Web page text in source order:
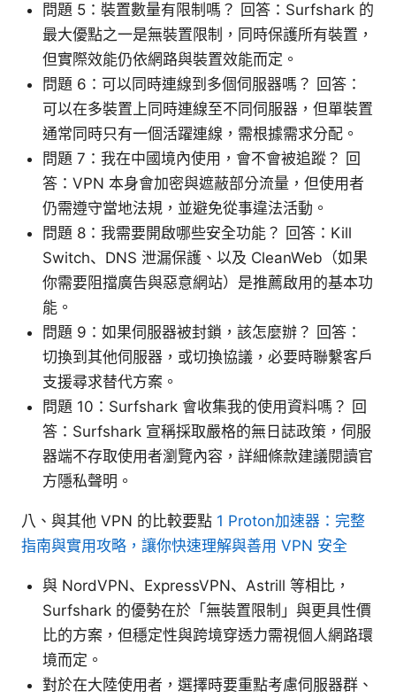
問題 5：裝置數量有限制嗎？ 回答：Surfshark 的
最大優點之一是無裝置限制，同時保護所有裝置，
但實際效能仍依網路與裝置效能而定。
問題 6：可以同時連線到多個伺服器嗎？ 回答：
可以在多裝置上同時連線至不同伺服器，但單裝置
通常同時只有一個活躍連線，需根據需求分配。
問題 7：我在中國境內使用，會不會被追蹤？ 回
答：VPN 本身會加密與遮蔽部分流量，但使用者
仍需遵守當地法規，並避免從事違法活動。
問題 8：我需要開啟哪些安全功能？ 回答：Kill
Switch、DNS 泄漏保護、以及 CleanWeb（如果
你需要阻擋廣告與惡意網站）是推薦啟用的基本功
能。
問題 9：如果伺服器被封鎖，該怎麼辦？ 回答：
切換到其他伺服器，或切換協議，必要時聯繫客戶
支援尋求替代方案。
問題 10：Surfshark 會收集我的使用資料嗎？ 回
答：Surfshark 宣稱採取嚴格的無日誌政策，伺服
器端不存取使用者瀏覽內容，詳細條款建議閱讀官
方隱私聲明。
八、與其他 VPN 的比較要點 1 Proton加速器：完整
指南與實用攻略，讓你快速理解與善用 VPN 安全
與 NordVPN、ExpressVPN、Astrill 等相比，
Surfshark 的優勢在於「無裝置限制」與更具性價
比的方案，但穩定性與跨境穿透力需視個人網路環
境而定。
對於在大陸使用者，選擇時要重點考慮伺服器群、